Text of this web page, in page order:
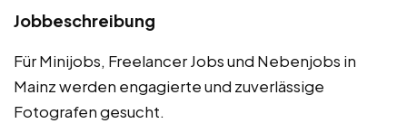
Jobbeschreibung
Für Minijobs, Freelancer Jobs und Nebenjobs in
Mainz werden engagierte und zuverlässige
Fotografen gesucht.